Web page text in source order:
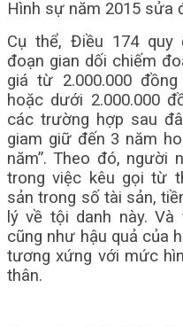
Hình sự năm 2015 sửa
Cụ thể, Điều 174 quy
đoạn gian dối chiếm
giá từ 2.000.000
hoặc dưới 2.000.000
các trường hợp sau
giam giữ đến 3 năm
năm”. Theo đó, người
trong việc kêu gọi từ
sản trong số tài sản,
lý về tội danh này.
cũng như hậu quả của
tương xứng với mức
thân.